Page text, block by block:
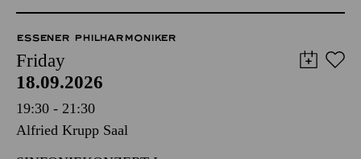
ESSENER PHILHARMONIKER
Friday
18.09.2026
19:30 - 21:30
Alfried Krupp Saal